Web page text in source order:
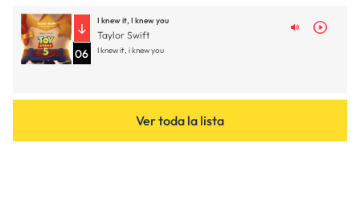
06
I knew it, I knew you
Taylor Swift
I knew it, i knew you
Ver toda la lista